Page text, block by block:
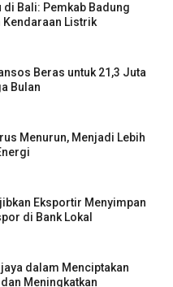
Bali: Pemkab Badung
Kendaraan Listrik
Beras untuk 21,3 Juta
Bulan
Menurun, Menjadi Lebih
Eksportir Menyimpan
di Bank Lokal
dalam Menciptakan
Meningkatkan